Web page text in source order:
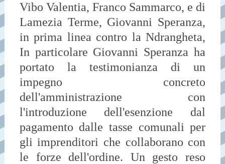
Vibo Valentia, Franco Sammarco, e di
Lamezia Terme, Giovanni Speranza,
in prima linea contro la Ndrangheta,
In particolare Giovanni Speranza ha
portato la testimonianza di un
impegno concreto
dell'amministrazione con
l'introduzione dell'esenzione dal
pagamento dalle tasse comunali per
gli imprenditori che collaborano con
le forze dell'ordine. Un gesto reso